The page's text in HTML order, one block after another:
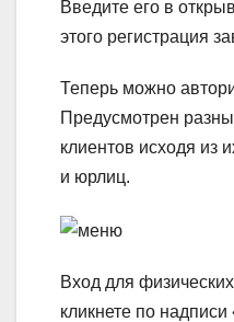
Введите его в
этого регистрация
Теперь можно
Предусмотрен
клиентов исходя из
и юрлиц.
Вход для
кликнете по